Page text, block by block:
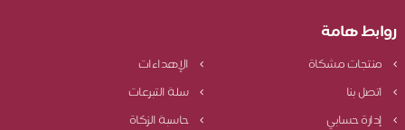
روابط هامة
منتجات مشكاة
الإهداءات
اتصل بنا
سلة التبرعات
إدارة حسابي
حاسبة الزكاة